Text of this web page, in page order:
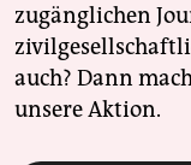
zugänglichen
auch? Dann
unsere Aktion.